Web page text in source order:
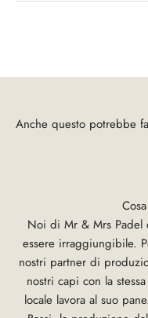
Noi di Mr & Mrs Padel
essere irraggiungibile.
nostri partner di
nostri capi con la
locale lavora al suo